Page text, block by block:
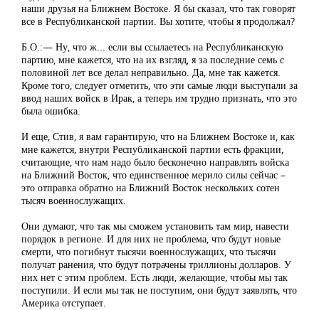
наши друзья на Ближнем Востоке. Я бы сказал, что так говорят
все в Республиканской партии. Вы хотите, чтобы я продолжал?
Б.О.:— Ну, что ж... если вы ссылаетесь на Республиканскую
партию, мне кажется, что на их взгляд, я за последние семь с
половиной лет все делал неправильно. Да, мне так кажется.
Кроме того, следует отметить, что эти самые люди выступали за
ввод наших войск в Ирак, а теперь им трудно признать, что это
была ошибка.
И еще, Стив, я вам гарантирую, что на Ближнем Востоке и, как
мне кажется, внутри Республиканской партии есть фракции,
считающие, что нам надо было бесконечно направлять войска
на Ближний Восток, что единственное мерило силы сейчас –
это отправка обратно на Ближний Восток нескольких сотен
тысяч военнослужащих.
Они думают, что так мы сможем установить там мир, навести
порядок в регионе. И для них не проблема, что будут новые
смерти, что погибнут тысячи военнослужащих, что тысячи
получат ранения, что будут потрачены триллионы долларов. У
них нет с этим проблем. Есть люди, желающие, чтобы мы так
поступили. И если мы так не поступим, они будут заявлять, что
Америка отступает.